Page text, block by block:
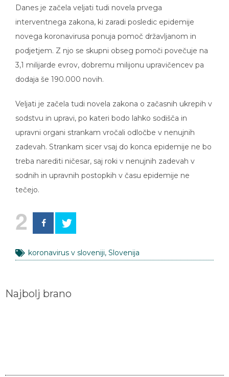
Danes je začela veljati tudi novela prvega
interventnega zakona, ki zaradi posledic epidemije
novega koronavirusa ponuja pomoč državljanom in
podjetjem. Z njo se skupni obseg pomoči povečuje na
3,1 milijarde evrov, dobremu milijonu upravičencev pa
dodaja še 190.000 novih.
Veljati je začela tudi novela zakona o začasnih ukrepih v
sodstvu in upravi, po kateri bodo lahko sodišča in
upravni organi strankam vročali odločbe v nenujnih
zadevah. Strankam sicer vsaj do konca epidemije ne bo
treba narediti ničesar, saj roki v nenujnih zadevah v
sodnih in upravnih postopkih v času epidemije ne
tečejo.
2
koronavirus v sloveniji, Slovenija
Najbolj brano